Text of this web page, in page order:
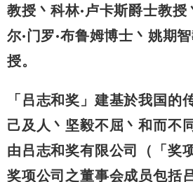
教授丶科林·卢卡斯爵士教
尔·门罗·布鲁姆博士丶姚期
授。
「吕志和奖」建基於我国的
己及人丶坚毅不屈丶和而不
由吕志和奖有限公司（「奖
奖项公司之董事会成员包括